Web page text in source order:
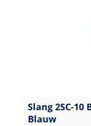
Slang 2SC-10
Blauw